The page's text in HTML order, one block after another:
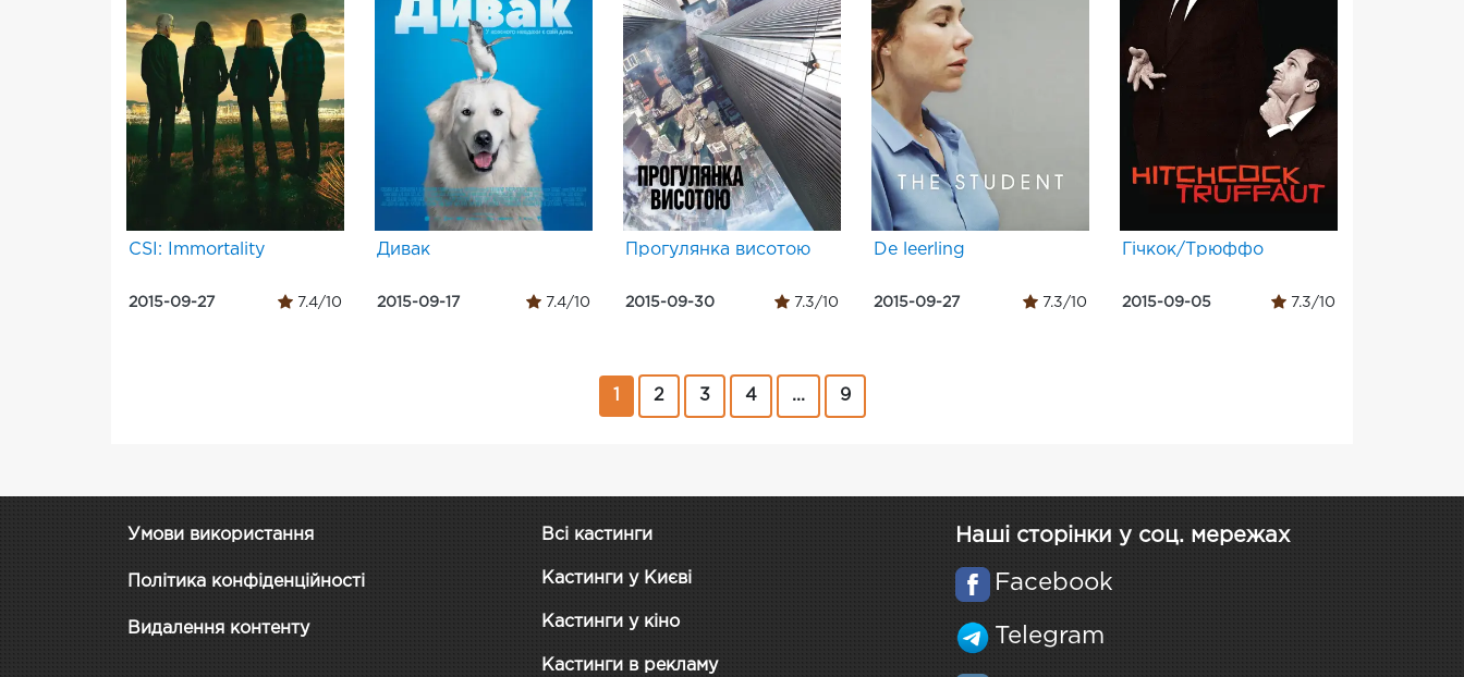
CSI: Immortality
2015-09-27 7.4/10
Дивак
2015-09-17 7.4/10
Прогулянка висотою
2015-09-30 7.3/10
De leerling
2015-09-27 7.3/10
Гічкок/Трюффо
2015-09-05 7.3/10
2 3 4 ... 9
Умови використання
Політика конфіденційності
Видалення контенту
Всі кастинги
Кастинги у Києві
Кастинги у кіно
Кастинги в рекламу
Наші сторінки у соц. мережах
Facebook
Telegram